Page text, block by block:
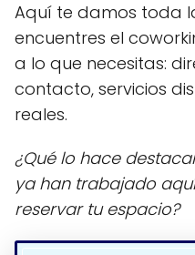
Aquí te damos toda
encuentres el
a lo que necesitas:
contacto, servicios
reales.
¿Qué lo hace
ya han trabajado
reservar tu espacio?